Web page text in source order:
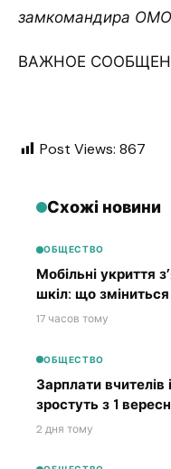
замкомандира
ВАЖНОЕ
Post Views: 867
Схожі новини
ОБЩЕСТВО
Мобільні укриття
шкіл: що
17 часов тому
ОБЩЕСТВО
Зарплати вчителів
зростуть з 1
2 дня тому